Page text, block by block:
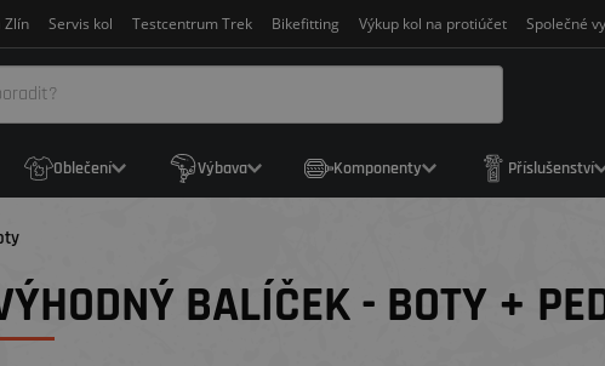
Zlín Servis kol Testcentrum Trek Bikefitting Výkup kol na protiúčet Společné
Oblečení Výbava Komponenty Příslušenství
BALÍČEK - BOTY +